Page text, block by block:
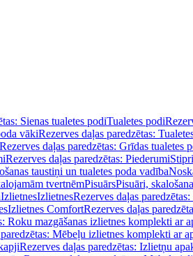
Sienas tualetes podiTualetes podi
vākiRezerves daļas paredzētas:
Rezerves daļas paredzētas: Grīdas tualetes
Rezerves daļas paredzētas: Piederumi
taustiņi un tualetes poda vadība
tvertnēmPisuārsPisuāri,
IzlietnesIzlietnesRezerves daļas
Izlietnes ComfortRezerves daļas
Roku mazgāšanas izlietnes komplekti ar
Mēbeļu izlietnes komplekti ar
Rezerves daļas paredzētas: Izlietņu